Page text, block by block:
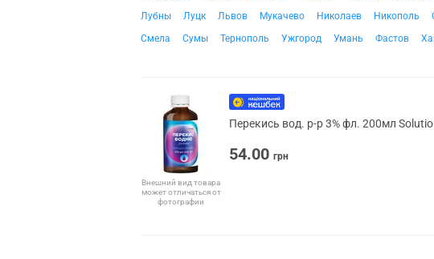
Лубны
Луцк Львов Мукачево Николаев Никополь
Смела
Сумы Тернополь Ужгород Умань Фастов
Внешний вид товара
может отличаться от
фотографии
Перекись вод. р-р 3% фл. 200мл
54.00 грн